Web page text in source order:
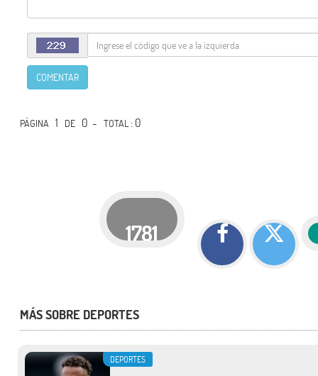
COMENTAR
PÁGINA 1 DE 0 -TOTAL: 0
1781
MÁS SOBRE DEPORTES
DEPORTES